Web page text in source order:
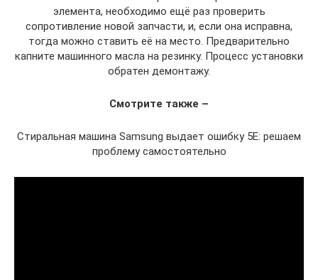
элемента, необходимо ещё раз проверить
сопротивление новой запчасти, и, если она исправна,
тогда можно ставить её на место. Предварительно
капните машинного масла на резинку. Процесс установки
обратен демонтажу.
Смотрите также –
Стиральная машина Samsung выдает ошибку 5E: решаем
проблему самостоятельно